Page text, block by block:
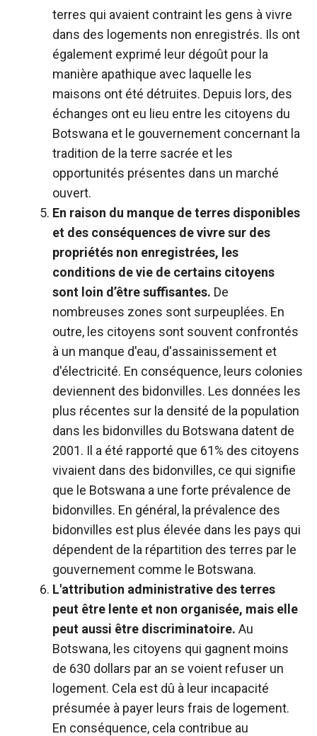
terres qui avaient contraint les gens à vivre
dans des logements non enregistrés. Ils ont
également exprimé leur dégoût pour la
manière apathique avec laquelle les
maisons ont été détruites. Depuis lors, des
échanges ont eu lieu entre les citoyens du
Botswana et le gouvernement concernant la
tradition de la terre sacrée et les
opportunités présentes dans un marché
ouvert.
En raison du manque de terres disponibles
et des conséquences de vivre sur des
propriétés non enregistrées, les
conditions de vie de certains citoyens
sont loin d’être suffisantes. De
nombreuses zones sont surpeuplées. En
outre, les citoyens sont souvent confrontés
à un manque d'eau, d'assainissement et
d'électricité. En conséquence, leurs colonies
deviennent des bidonvilles. Les données les
plus récentes sur la densité de la population
dans les bidonvilles du Botswana datent de
2001. Il a été rapporté que 61% des citoyens
vivaient dans des bidonvilles, ce qui signifie
que le Botswana a une forte prévalence de
bidonvilles. En général, la prévalence des
bidonvilles est plus élevée dans les pays qui
dépendent de la répartition des terres par le
gouvernement comme le Botswana.
L'attribution administrative des terres
peut être lente et non organisée, mais elle
peut aussi être discriminatoire. Au
Botswana, les citoyens qui gagnent moins
de 630 dollars par an se voient refuser un
logement. Cela est dû à leur incapacité
présumée à payer leurs frais de logement.
En conséquence, cela contribue au